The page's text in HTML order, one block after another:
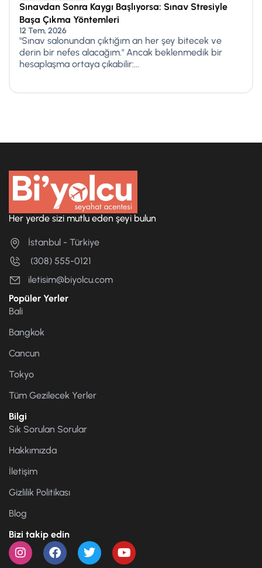
Sınavdan Sonra Kaygı Başlıyorsa: Sınav Stresiyle
Başa Çıkma Yöntemleri
12 Tem, 2026
"Sınav salonundan çıktığım an her şey bitecek ve
derin bir nefes alacağım." Ancak beklenmedik bir
hesaplaşma ortaya çıkabilir:...
Her yerde sizi mutlu eden şeyi bulun
İstanbul - Türkiye
(308) 555-0121
iletisim@biyolcu.com
Popüler Yerler
Bali
Bangkok
Cancun
Tokyo
Tüm Gezilecek Yerler
Bilgi
Sık Sorulan Sorular
Hakkımızda
İletişim
Gizlilik Politikası
Blog
Bizi takip edin